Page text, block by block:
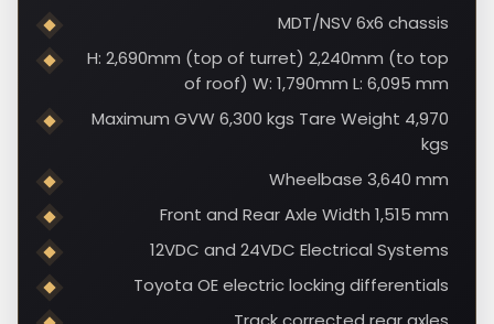
MDT/NSV 6x6 chassis
H: 2,690mm (top of turret) 2,240mm (to top
of roof) W: 1,790mm L: 6,095 mm
Maximum GVW 6,300 kgs Tare Weight 4,970
kgs
Wheelbase 3,640 mm
Front and Rear Axle Width 1,515 mm
12VDC and 24VDC Electrical Systems
Toyota OE electric locking differentials